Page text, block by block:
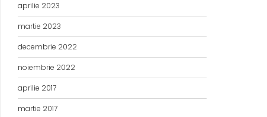
aprilie 2023
martie 2023
decembrie 2022
noiembrie 2022
aprilie 2017
martie 2017